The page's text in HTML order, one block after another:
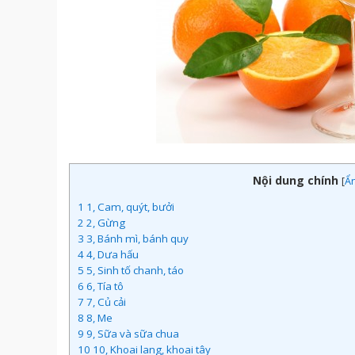
Nội dung chính [
1 1, Cam, quýt, bưởi
2 2, Gừng
3 3, Bánh mì, bánh quy
44, Dưa hấu
5 5, Sinh tố chanh, táo
6 6, Tía tô
7 7, Củ cải
8 8, Me
9 9, Sữa và sữa chua
10 10, Khoai lang, khoai tây